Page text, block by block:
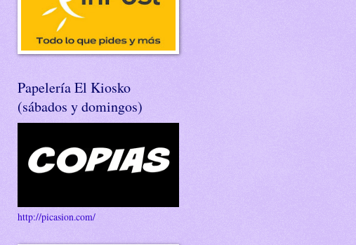
Papelería El Kiosko
(sábados y domingos)
http://picasion.com/